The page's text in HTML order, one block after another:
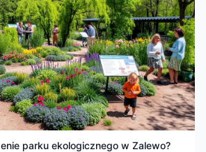
parku ekologicznego w Zalewo?